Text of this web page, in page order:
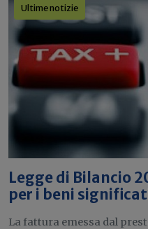
Ultime notizie
Legge di Bilancio
per i beni
La fattura emessa dal